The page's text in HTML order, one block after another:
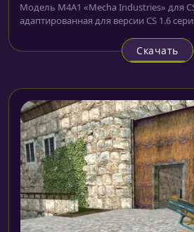
Модель M4A1 «Mecha Industries» для
адаптированная для версии CS 1.6
Скачать